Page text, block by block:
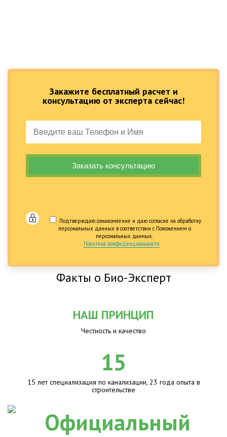
Закажите бесплатный расчет и
консультацию от эксперта сейчас!
Подтверждаю ознакомление и даю согласие на обработку
персональных данных в соответствии с Положением о
персональных данных.
Политика конфиденциальности
Факты о Био-Эксперт
НАШ ПРИНЦИП
Честность и качество
15
15 лет специализация по канализации, 23 года опыта в
строительстве